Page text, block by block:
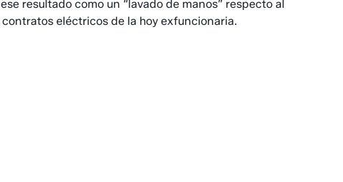
resultado como un “lavado de manos” respecto al
eléctricos de la hoy exfuncionaria.